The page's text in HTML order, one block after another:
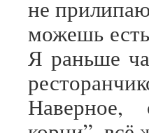
не
можешь
Я раньше
Наверное,